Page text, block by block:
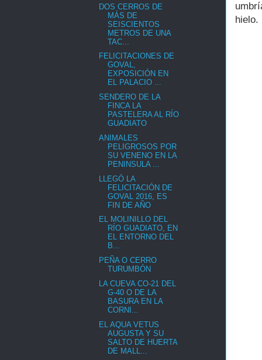
hielo.
DOS CERROS DE
MÁS DE
SEISCIENTOS
METROS DE UNA
TAC...
FELICITACIONES DE
GOVAL,
EXPOSICIÓN EN
EL PALACIO ...
SENDERO DE LA
FINCA LA
PASTELERA AL RÍO
GUADIATO
ANIMALES
PELIGROSOS POR
SU VENENO EN LA
PENINSULA ...
LLEGÓ LA
FELICITACIÓN DE
GOVAL 2016, ES
FIN DE AÑO
EL MOLINILLO DEL
RÍO GUADIATO, EN
EL ENTORNO DEL
B...
PEÑA O CERRO
TURUMBÓN
LA CUEVA CO-21 DEL
G-40 O DE LA
BASURA EN LA
CORNI...
EL AQUA VETUS
AUGUSTA Y SU
SALTO DE HUERTA
DE MALL...